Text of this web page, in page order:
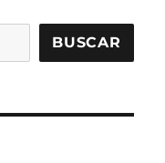
BUSCAR